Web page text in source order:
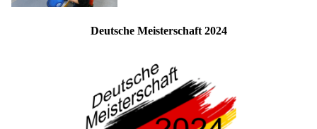
Deutsche Meisterschaft 2024